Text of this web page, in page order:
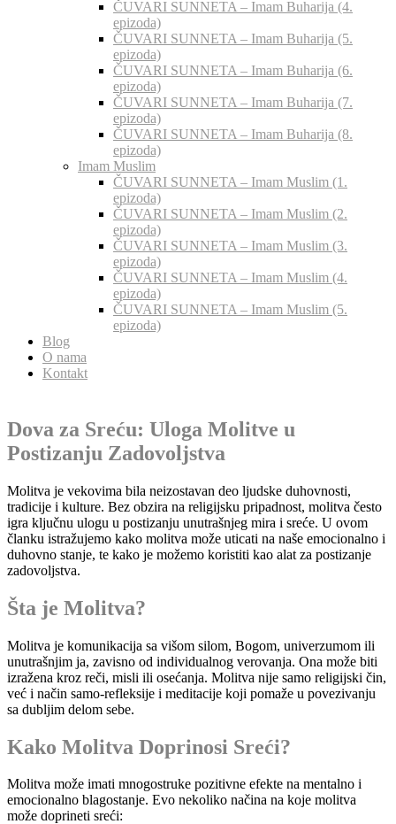
ČUVARI SUNNETA – Imam Buharija (4.
epizoda)
ČUVARI SUNNETA – Imam Buharija (5.
epizoda)
ČUVARI SUNNETA – Imam Buharija (6.
epizoda)
ČUVARI SUNNETA – Imam Buharija (7.
epizoda)
ČUVARI SUNNETA – Imam Buharija (8.
epizoda)
Imam Muslim
ČUVARI SUNNETA – Imam Muslim (1.
epizoda)
ČUVARI SUNNETA – Imam Muslim (2.
epizoda)
ČUVARI SUNNETA – Imam Muslim (3.
epizoda)
ČUVARI SUNNETA – Imam Muslim (4.
epizoda)
ČUVARI SUNNETA – Imam Muslim (5.
epizoda)
Blog
O nama
Kontakt
Dova za Sreću: Uloga Molitve u
Postizanju Zadovoljstva
Molitva je vekovima bila neizostavan deo ljudske duhovnosti,
tradicije i kulture. Bez obzira na religijsku pripadnost, molitva često
igra ključnu ulogu u postizanju unutrašnjeg mira i sreće. U ovom
članku istražujemo kako molitva može uticati na naše emocionalno i
duhovno stanje, te kako je možemo koristiti kao alat za postizanje
zadovoljstva.
Šta je Molitva?
Molitva je komunikacija sa višom silom, Bogom, univerzumom ili
unutrašnjim ja, zavisno od individualnog verovanja. Ona može biti
izražena kroz reči, misli ili osećanja. Molitva nije samo religijski čin,
već i način samo-refleksije i meditacije koji pomaže u povezivanju
sa dubljim delom sebe.
Kako Molitva Doprinosi Sreći?
Molitva može imati mnogostruke pozitivne efekte na mentalno i
emocionalno blagostanje. Evo nekoliko načina na koje molitva
može doprineti sreći: